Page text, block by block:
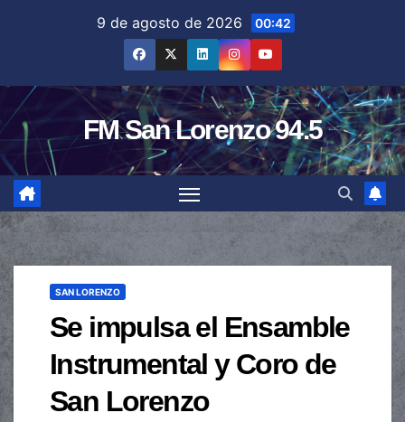
9 de agosto de 2026 00:42
FM San Lorenzo 94.5
SAN LORENZO
Se impulsa el Ensamble
Instrumental y Coro de
San Lorenzo